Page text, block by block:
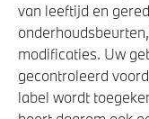
van leeftijd en
modificaties. Uw
gecontroleerd
label wordt